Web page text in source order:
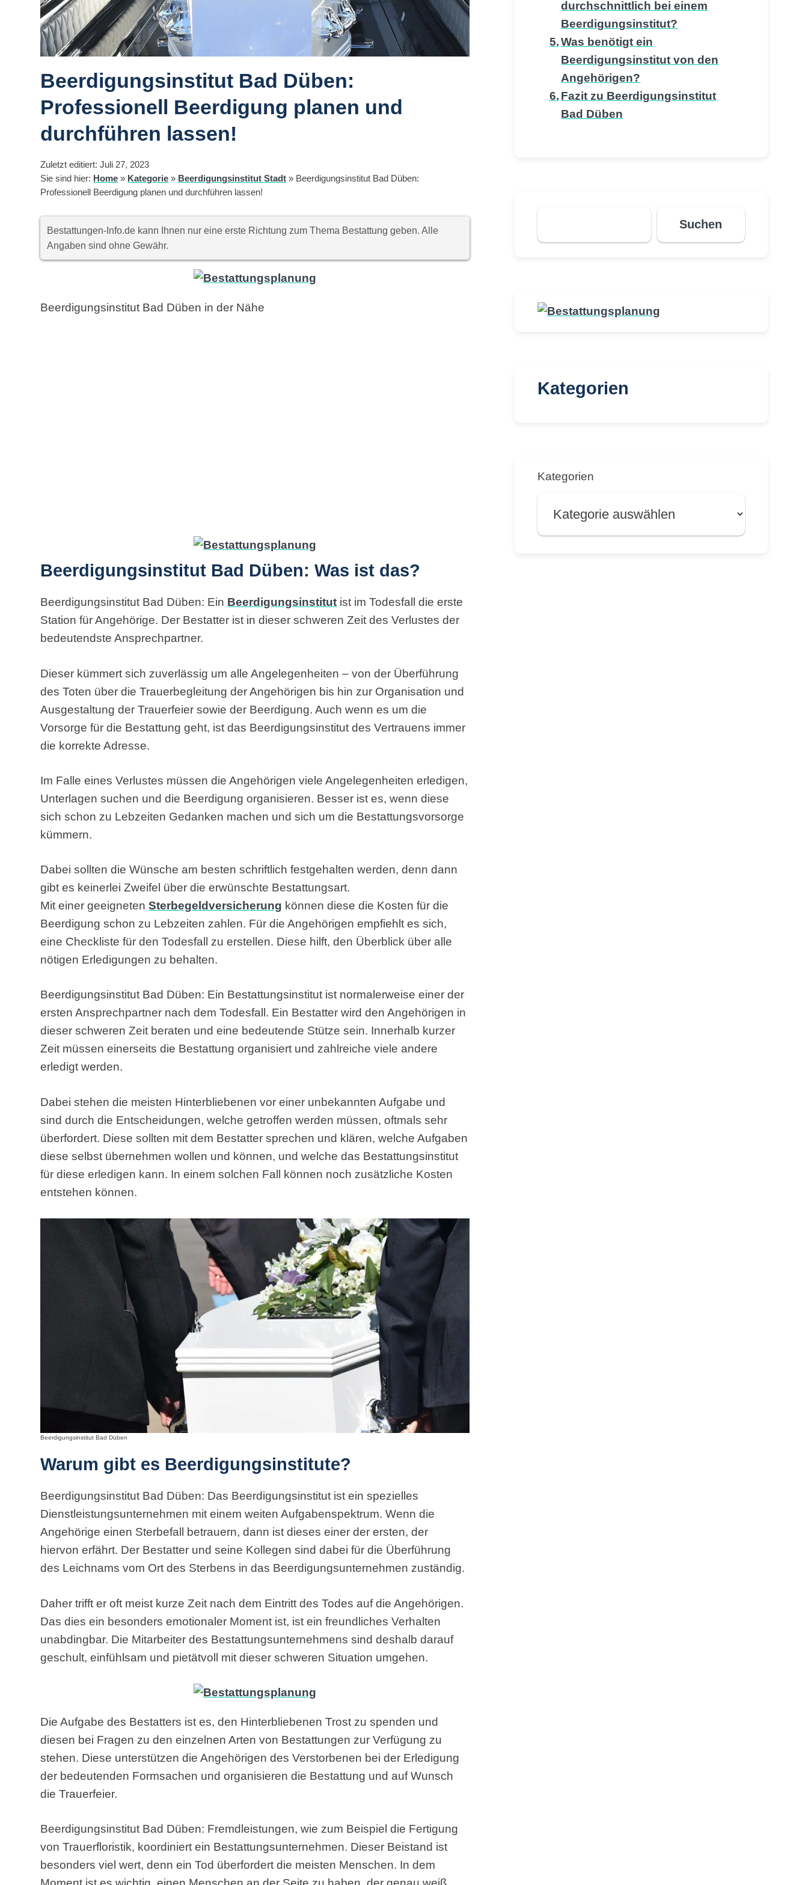
Beerdigungsinstitut Bad Düben:
Professionell Beerdigung planen und
durchführen lassen!
Zuletzt editiert: Juli 27, 2023
Sie sind hier: Home » Kategorie » Beerdigungsinstitut Stadt » Beerdigungsinstitut Bad Düben:
Professionell Beerdigung planen und durchführen lassen!
Bestattungen-Info.de kann Ihnen nur eine erste Richtung zum Thema Bestattung geben. Alle
Angaben sind ohne Gewähr.
Beerdigungsinstitut Bad Düben in der Nähe
Beerdigungsinstitut Bad Düben: Was ist das?
Beerdigungsinstitut Bad Düben: Ein Beerdigungsinstitut ist im Todesfall die erste
Station für Angehörige. Der Bestatter ist in dieser schweren Zeit des Verlustes der
bedeutendste Ansprechpartner.
Dieser kümmert sich zuverlässig um alle Angelegenheiten – von der Überführung
des Toten über die Trauerbegleitung der Angehörigen bis hin zur Organisation und
Ausgestaltung der Trauerfeier sowie der Beerdigung. Auch wenn es um die
Vorsorge für die Bestattung geht, ist das Beerdigungsinstitut des Vertrauens immer
die korrekte Adresse.
Im Falle eines Verlustes müssen die Angehörigen viele Angelegenheiten erledigen,
Unterlagen suchen und die Beerdigung organisieren. Besser ist es, wenn diese
sich schon zu Lebzeiten Gedanken machen und sich um die Bestattungsvorsorge
kümmern.
Dabei sollten die Wünsche am besten schriftlich festgehalten werden, denn dann
gibt es keinerlei Zweifel über die erwünschte Bestattungsart.
Mit einer geeignetenSterbegeldversicherung können diese die Kosten für die
Beerdigung schon zu Lebzeiten zahlen. Für die Angehörigen empfiehlt es sich,
eine Checkliste für den Todesfall zu erstellen. Diese hilft, den Überblick über alle
nötigen Erledigungen zu behalten.
Beerdigungsinstitut Bad Düben: Ein Bestattungsinstitut ist normalerweise einer der
ersten Ansprechpartner nach dem Todesfall. Ein Bestatter wird den Angehörigen in
dieser schweren Zeit beraten und eine bedeutende Stütze sein. Innerhalb kurzer
Zeit müssen einerseits die Bestattung organisiert und zahlreiche viele andere
erledigt werden.
Dabei stehen die meisten Hinterbliebenen vor einer unbekannten Aufgabe und
sind durch die Entscheidungen, welche getroffen werden müssen, oftmals sehr
überfordert. Diese sollten mit dem Bestatter sprechen und klären, welche Aufgaben
diese selbst übernehmen wollen und können, und welche das Bestattungsinstitut
für diese erledigen kann. In einem solchen Fall können noch zusätzliche Kosten
entstehen können.
Beerdigungsinstitut Bad Düben
Warum gibt es Beerdigungsinstitute?
Beerdigungsinstitut Bad Düben: Das Beerdigungsinstitut ist ein spezielles
Dienstleistungsunternehmen mit einem weiten Aufgabenspektrum. Wenn die
Angehörige einen Sterbefall betrauern, dann ist dieses einer der ersten, der
hiervon erfährt. Der Bestatter und seine Kollegen sind dabei für die Überführung
des Leichnams vom Ort des Sterbens in das Beerdigungsunternehmen zuständig.
Daher trifft er oft meist kurze Zeit nach dem Eintritt des Todes auf die Angehörigen.
Das dies ein besonders emotionaler Moment ist, ist ein freundliches Verhalten
unabdingbar. Die Mitarbeiter des Bestattungsunternehmens sind deshalb darauf
geschult, einfühlsam und pietätvoll mit dieser schweren Situation umgehen.
Die Aufgabe des Bestatters ist es, den Hinterbliebenen Trost zu spenden und
diesen bei Fragen zu den einzelnen Arten von Bestattungen zur Verfügung zu
stehen. Diese unterstützen die Angehörigen des Verstorbenen bei der Erledigung
der bedeutenden Formsachen und organisieren die Bestattung und auf Wunsch
die Trauerfeier.
Beerdigungsinstitut Bad Düben: Fremdleistungen, wie zum Beispiel die Fertigung
von Trauerfloristik, koordiniert ein Bestattungsunternehmen. Dieser Beistand ist
besonders viel wert, denn ein Tod überfordert die meisten Menschen. In dem
durchschnittlich bei einem
Beerdigungsinstitut?
Was benötigt ein
Beerdigungsinstitut von den
Angehörigen?
Fazit zu Beerdigungsinstitut
Bad Düben
Suchen
Suchen
Kategorien
Kategorien